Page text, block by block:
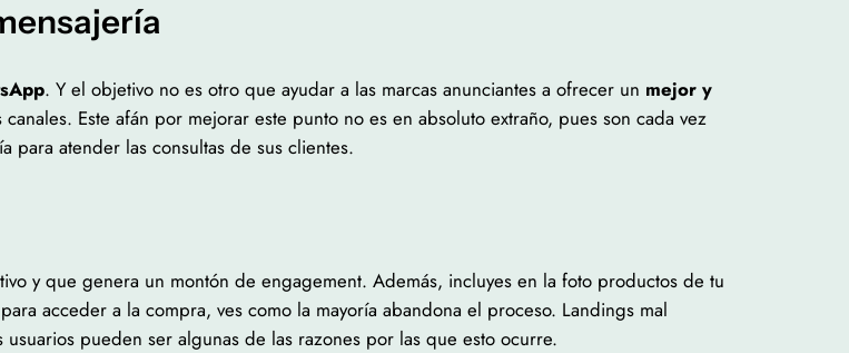
. Y el objetivo no es otro que ayudar a las marcas anunciantes a ofrecer un mejor y
canales. Este afán por mejorar este punto no es en absoluto extraño, pues son cada vez
para atender las consultas de sus clientes.
y que genera un montón de engagement. Además, incluyes en la foto productos de tu
acceder a la compra, ves como la mayoría abandona el proceso. Landings mal
pueden ser algunas de las razones por las que esto ocurre.